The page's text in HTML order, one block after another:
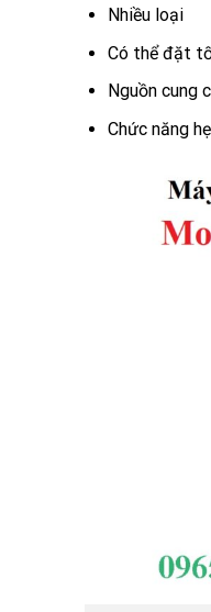
Nhiều loại
Có thể đặt
Nguồn cung
Chức năng